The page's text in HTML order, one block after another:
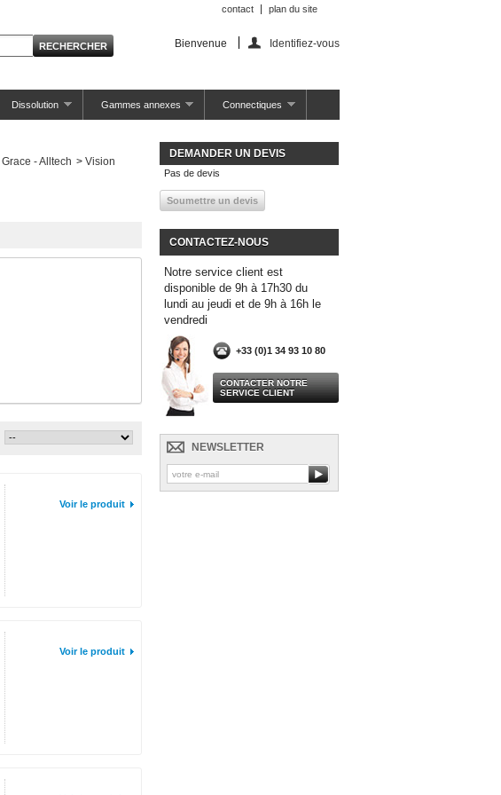
contact plan du site
Bienvenue Identifiez-vous
Dissolution Gammes annexes Connectiques
Grace - Alltech > Vision
Voir le produit
Voir le produit
DEMANDER UN DEVIS
Pas de devis
CONTACTEZ-NOUS
Notre service client est
disponible de 9h à 17h30 du
lundi au jeudi et de 9h à 16h le
vendredi
+33 (0)1 34 93 10 80
CONTACTER NOTRE
SERVICE CLIENT
NEWSLETTER